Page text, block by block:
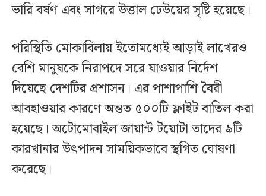
ভারি বর্ষণ এবং সাগরে উত্তাল ঢেউয়ের সৃষ্টি হয়েছে।
পরিস্থিতি মোকাবিলায় ইতোমধ্যেই আড়াই লাখেরও
বেশি মানুষকে নিরাপদে সরে যাওয়ার নির্দেশ
দিয়েছে দেশটির প্রশাসন। এর পাশাপাশি বৈরী
আবহাওয়ার কারণে অন্তত ৫০০টি ফ্লাইট বাতিল করা
হয়েছে। অটোমোবাইল জায়ান্ট টয়োটা তাদের ৯টি
কারখানার উৎপাদন সাময়িকভাবে স্থগিত ঘোষণা
করেছে।